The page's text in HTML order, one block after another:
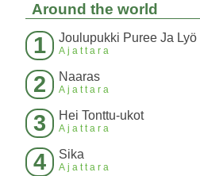
Around the world
1 Joulupukki Puree Ja Lyö
Ajattara
2 Naaras
Ajattara
3 Hei Tonttu-ukot
Ajattara
4 Sika
Ajattara